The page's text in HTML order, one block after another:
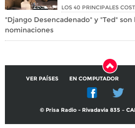
LOS 40 PRINCIPALES
"Django Desencadenado" y "Ted"
nominaciones
VER PAÍSES EN COMPUTADOR
© Prisa Radio - Rivadavia 835 –